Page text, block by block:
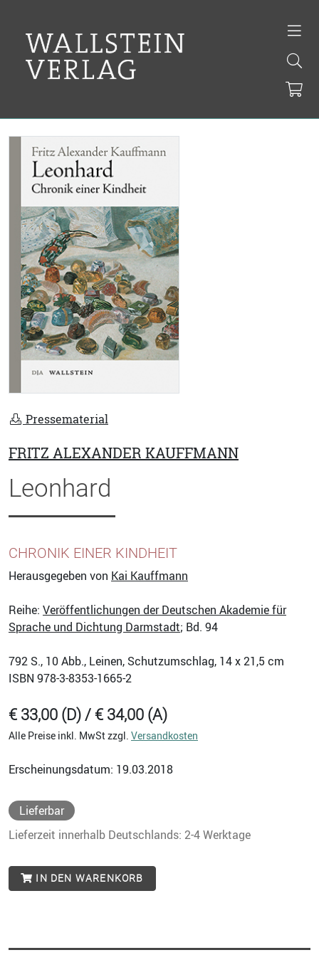
Pressematerial
FRITZ ALEXANDER KAUFFMANN
Leonhard
CHRONIK EINER KINDHEIT
Herausgegeben von Kai Kauffmann
Reihe: Veröffentlichungen der Deutschen Akademie für
Sprache und Dichtung Darmstadt; Bd. 94
792 S., 10 Abb., Leinen, Schutzumschlag, 14 x 21,5 cm
ISBN 978-3-8353-1665-2
€ 33,00 (D) / € 34,00 (A)
Alle Preise inkl. MwSt zzgl. Versandkosten
Erscheinungsdatum: 19.03.2018
Lieferbar
Lieferzeit innerhalb Deutschlands: 2-4 Werktage
IN DEN WARENKORB